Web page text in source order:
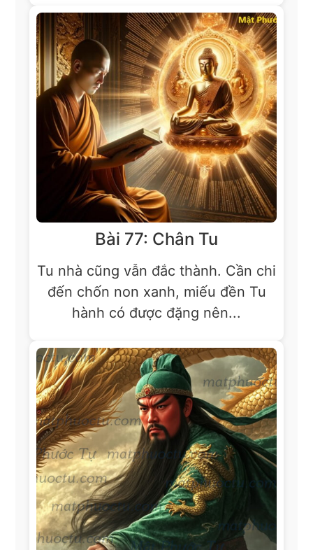
Bài 77: Chân Tu
Tu nhà cũng vẫn đắc thành. Cần chi
đến chốn non xanh, miếu đền Tu
hành có được đặng nên...